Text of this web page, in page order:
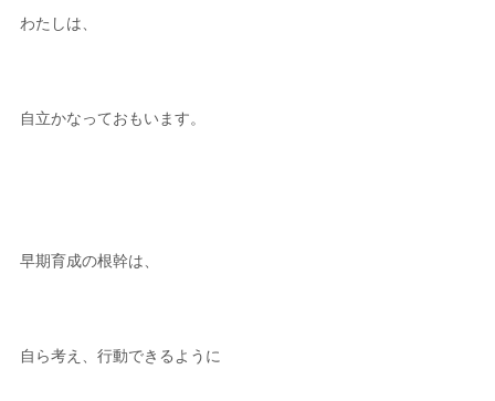
わたしは、
自立かなっておもいます。
早期育成の根幹は、
自ら考え、行動できるように